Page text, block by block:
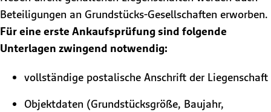
Beteiligungen an Grundstücks-Gesellschaften erworben.
Für eine erste Ankaufsprüfung sind folgende
Unterlagen zwingend notwendig:
vollständige postalische Anschrift der Liegenschaft
Objektdaten (Grundstücksgröße, Baujahr,